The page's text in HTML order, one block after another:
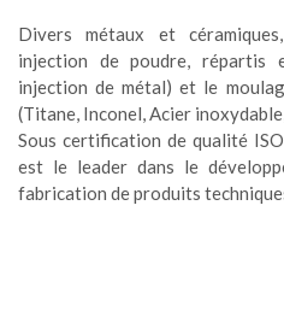
Divers métaux et
injection de poudre, répartis
injection de métal) et le
(Titane, Inconel, Acier
Sous certification de qualité
est le leader dans le
fabrication de produits